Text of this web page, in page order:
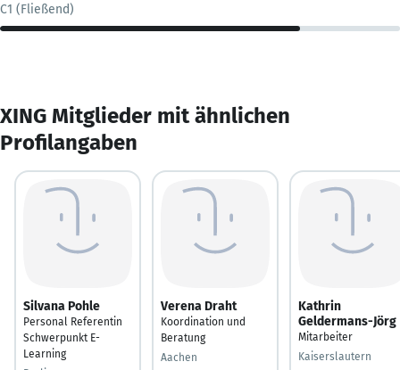
C1 (Fließend)
XING Mitglieder mit ähnlichen
Profilangaben
Silvana Pohle
Personal Referentin
Schwerpunkt E-
Learning
Verena Draht
Koordination und
Beratung
Aachen
Kathrin
Geldermans-Jörg
Mitarbeiter
Kaiserslautern